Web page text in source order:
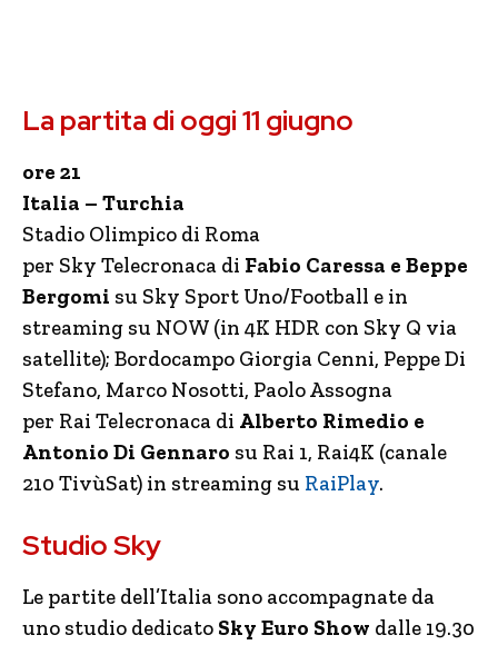
La partita di oggi 11 giugno
ore 21
Italia – Turchia
Stadio Olimpico di Roma
per Sky Telecronaca di Fabio Caressa e Beppe
Bergomi su Sky Sport Uno/Football e in
streaming su NOW (in 4K HDR con Sky Q via
satellite); Bordocampo Giorgia Cenni, Peppe Di
Stefano, Marco Nosotti, Paolo Assogna
per Rai Telecronaca di Alberto Rimedio e
Antonio Di Gennaro su Rai 1, Rai4K (canale
210 TivùSat) in streaming su RaiPlay.
Studio Sky
Le partite dell’Italia sono accompagnate da
uno studio dedicato Sky Euro Show dalle 19.30